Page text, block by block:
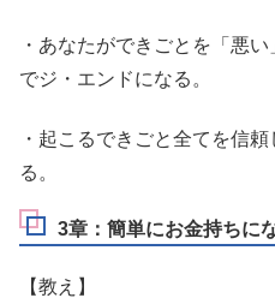
・あなたができごとを「悪
でジ・エンドになる。
・起こるできごと全てを信
る。
3章：簡単にお金持ちに
【教え】